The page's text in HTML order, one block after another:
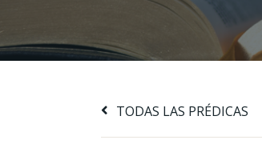
TODAS LAS PRÉDICAS